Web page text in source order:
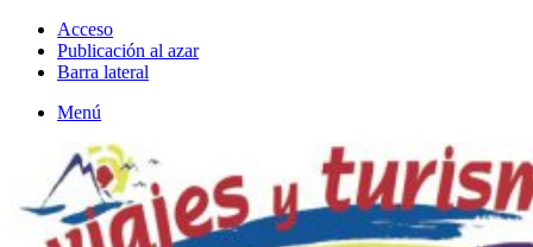
Acceso
Publicación al azar
Barra lateral
Menú